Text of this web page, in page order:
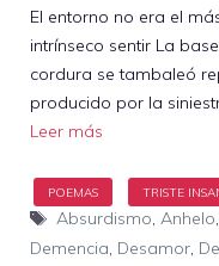
El entorno no era el
intrínseco sentir La
cordura se tambaleó
producido por la
Leer más
Etiquetas
Absurdismo, Anhelo,
Demencia, Desamor,